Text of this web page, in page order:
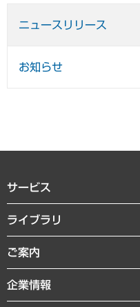
ニュースリリース
お知らせ
サービス
経営戦略
組織・人事戦略
デジタルイノベーション
ライブラリ
経済調査
レポート
コラム
ご案内
セミナー・イベント情報
MUFGビジネスセミナー
企業情報